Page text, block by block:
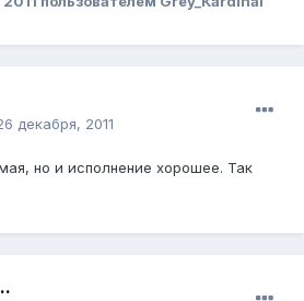
декабря, 2011
но и исполнение хорошее. Так